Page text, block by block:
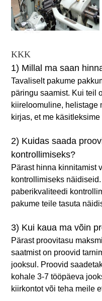
KKK
1) Millal ma saan
Tavaliselt pakume
päringu saamist. Kui teil
kiireloomuline, helistage
kirjas, et me
2) Kuidas saada
kontrollimiseks?
Pärast hinna kinnitamist
kontrollimiseks
paberikvaliteedi
pakume teile tasuta
3) Kui kaua ma võin
Pärast proovitasu
saatmist on proovid
jooksul. Proovid
kohale 3-7 tööpäeva
kiirkontot või teha meile